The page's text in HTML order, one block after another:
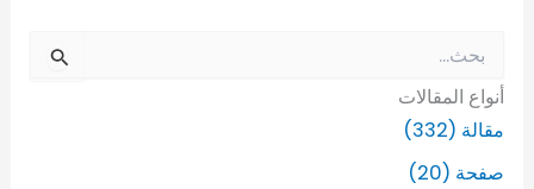
ب
ح
ع
أنواع المقالات
مقالة (332)
صفحة (20)